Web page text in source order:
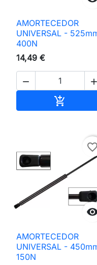
AMORTECEDOR
UNIVERSAL -
400N
14,49 €
 

favorite_border
AMORTECEDOR
UNIVERSAL -
150N